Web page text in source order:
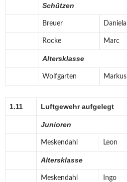
Schützen
Breuer Daniela
Rocke Marc
Altersklasse
Wolfgarten Markus
1.11 Luftgewehr aufgelegt
Junioren
Meskendahl Leon
Altersklasse
Meskendahl Ingo